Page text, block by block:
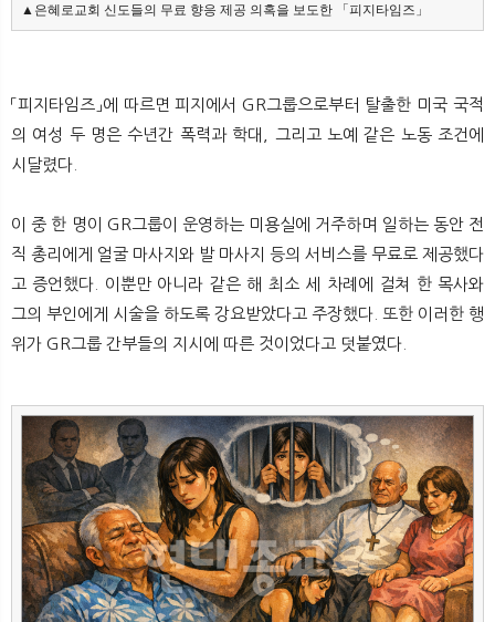
▲은혜로교회 신도들의 무료 향응 제공 의혹을 보도한 「피지타임즈」
「피지타임즈」에 따르면 피지에서 GR그룹으로부터 탈출한 미국 국적
의 여성 두 명은 수년간 폭력과 학대, 그리고 노예 같은 노동 조건에
시달렸다.
이 중 한 명이 GR그룹이 운영하는 미용실에 거주하며 일하는 동안 전
직 총리에게 얼굴 마사지와 발 마사지 등의 서비스를 무료로 제공했다
고 증언했다. 이뿐만 아니라 같은 해 최소 세 차례에 걸쳐 한 목사와
그의 부인에게 시술을 하도록 강요받았다고 주장했다. 또한 이러한 행
위가 GR그룹 간부들의 지시에 따른 것이었다고 덧붙였다.